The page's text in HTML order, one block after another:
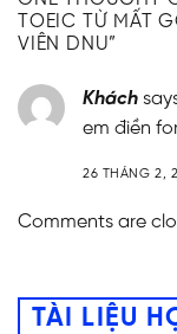
TOEIC TỪ MẤT
VIÊN DNU”
Khách
em điền
26 THÁNG 2,
Comments are
TÀI LIỆU